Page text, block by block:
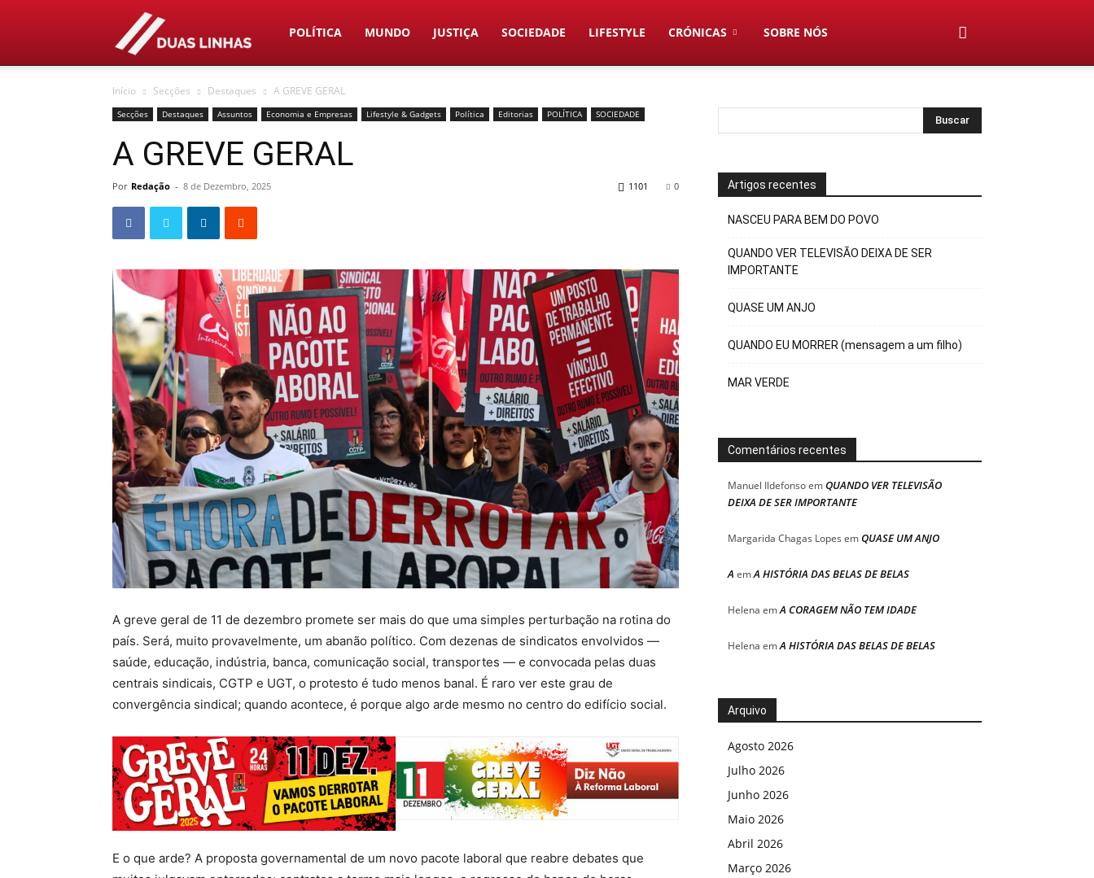
Duas
Linhas
POLÍTICA MUNDO JUSTIÇA SOCIEDADE LIFESTYLE CRÓNICAS SOBRE NÓS
Início Secções Destaques A GREVE GERAL
Secções Destaques Assuntos Economia e Empresas Lifestyle & Gadgets Política Editorias POLÍTICA SOCIEDADE
A GREVE GERAL
Por Redação - 8 de Dezembro, 2025 0
1101
A greve geral de 11 de dezembro promete ser mais do que uma simples perturbação na rotina do
país. Será, muito provavelmente, um abanão político. Com dezenas de sindicatos envolvidos —
saúde, educação, indústria, banca, comunicação social, transportes — e convocada pelas duas
centrais sindicais, CGTP e UGT, o protesto é tudo menos banal. É raro ver este grau de
convergência sindical; quando acontece, é porque algo arde mesmo no centro do edifício social.
E o que arde? A proposta governamental de um novo pacote laboral que reabre debates que
Artigos recentes
NASCEU PARA BEM DO POVO
QUANDO VER TELEVISÃO DEIXA DE SER
IMPORTANTE
QUASE UM ANJO
QUANDO EU MORRER (mensagem a um filho)
MAR VERDE
Comentários recentes
Manuel IldefonsoemQUANDO VER TELEVISÃO
DEIXA DE SER IMPORTANTE
Margarida Chagas Lopes emQUASE UM ANJO
A emA HISTÓRIA DAS BELAS DE BELAS
Helena emA CORAGEM NÃO TEM IDADE
Helena emA HISTÓRIA DAS BELAS DE BELAS
Arquivo
Agosto 2026
Julho 2026
Junho 2026
Maio 2026
Abril 2026
Março 2026